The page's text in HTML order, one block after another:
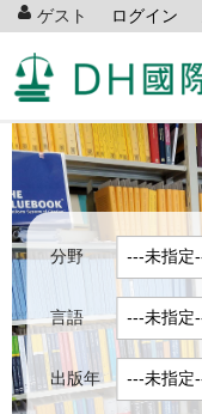
ゲスト ログイン
分野
言語
出版年